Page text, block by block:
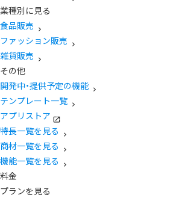
業種別に見る
食品販売
ファッション販売
雑貨販売
その他
開発中・提供予定の機能
テンプレート一覧
アプリストア
特長一覧を見る
商材一覧を見る
機能一覧を見る
料金
プランを見る